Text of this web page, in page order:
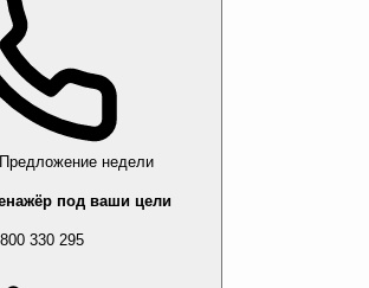
Предложение недели
под ваши цели
330 295